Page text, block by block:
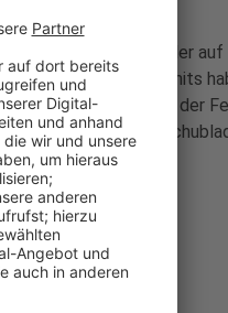
schicken sich bei Soler
zu großen Sommerhits
Er aber hält sich mit der
ist einfach nur eine